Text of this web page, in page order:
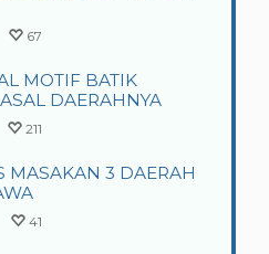
67
MOTIF BATIK
DAERAHNYA
211
MASAKAN 3 DAERAH
41